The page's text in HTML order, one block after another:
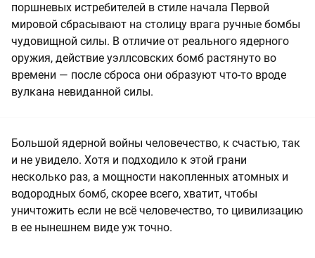
поршневых истребителей в стиле начала Первой
мировой сбрасывают на столицу врага ручные бомбы
чудовищной силы. В отличие от реального ядерного
оружия, действие уэллсовских бомб растянуто во
времени — после сброса они образуют что-то вроде
вулкана невиданной силы.
Большой ядерной войны человечество, к счастью, так
и не увидело. Хотя и подходило к этой грани
несколько раз, а мощности накопленных атомных и
водородных бомб, скорее всего, хватит, чтобы
уничтожить если не всё человечество, то цивилизацию
в ее нынешнем виде уж точно.